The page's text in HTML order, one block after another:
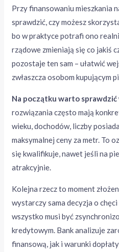
Przy finansowaniu mieszkania
sprawdzić, czy możesz
bo w praktyce potrafi ono
rządowe zmieniają się co jakiś
pozostaje ten sam – ułatwić
zwłaszcza osobom kupującym
Na początku warto
rozwiązania często mają
wieku, dochodów, liczby
maksymalnej ceny za metr. To
się kwalifikuje, nawet jeśli na
atrakcyjnie.
Kolejna rzecz to moment
wystarczy sama decyzja o
wszystko musi być
kredytowym. Bank analizuje
finansową, jak i warunki